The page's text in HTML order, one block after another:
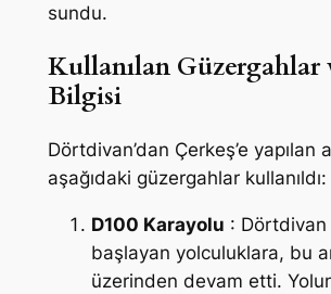
sundu.
Kullanılan Güzergahlar
Bilgisi
Dörtdivan’dan Çerkeş’e yapılan
aşağıdaki güzergahlar kullanıldı:
D100 Karayolu : Dörtdivan
başlayan yolculuklara, bu
üzerinden devam etti. Yolun